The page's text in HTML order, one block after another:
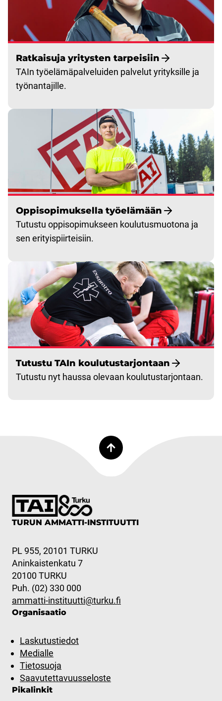
Ratkaisuja yritysten tarpeisiin
TAIn työelämäpalveluiden palvelut yrityksille ja
työnantajille.
Oppisopimuksella työelämään
Tutustu oppisopimukseen koulutusmuotona ja
sen erityispiirteisiin.
Tutustu TAIn koulutustarjontaan
Tutustu nyt haussa olevaan koulutustarjontaan.
TURUN AMMATTI-INSTITUUTTI
PL 955, 20101 TURKU
Aninkaistenkatu 7
20100 TURKU
Puh. (02) 330 000
ammatti-instituutti@turku.fi
Organisaatio
Laskutustiedot
Medialle
Tietosuoja
Saavutettavuusseloste
Pikalinkit